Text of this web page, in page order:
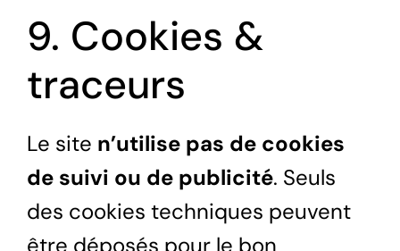
9. Cookies &
traceurs
Le site n’utilise pas de cookies
de suivi ou de publicité. Seuls
des cookies techniques peuvent